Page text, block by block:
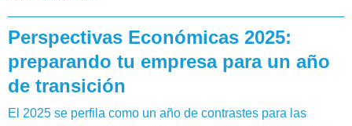
Perspectivas Económicas 2025:
preparando tu empresa para un año
de transición
El 2025 se perfila como un año de contrastes para las